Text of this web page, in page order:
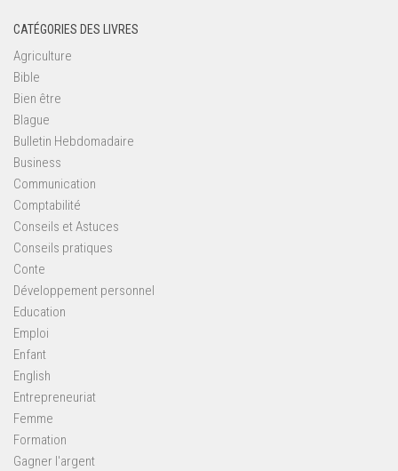
CATÉGORIES DES LIVRES
Agriculture
Bible
Bien être
Blague
Bulletin Hebdomadaire
Business
Communication
Comptabilité
Conseils et Astuces
Conseils pratiques
Conte
Développement personnel
Education
Emploi
Enfant
English
Entrepreneuriat
Femme
Formation
Gagner l'argent